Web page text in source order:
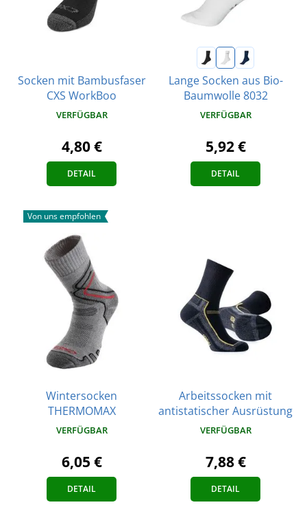
Socken mit Bambusfaser
CXS WorkBoo
VERFÜGBAR
4,80 €
DETAIL
Lange Socken aus Bio-
Baumwolle 8032
VERFÜGBAR
5,92 €
DETAIL
Von uns empfohlen
Wintersocken
THERMOMAX
VERFÜGBAR
6,05 €
DETAIL
Arbeitssocken mit
antistatischer Ausrüstung
VERFÜGBAR
7,88 €
DETAIL